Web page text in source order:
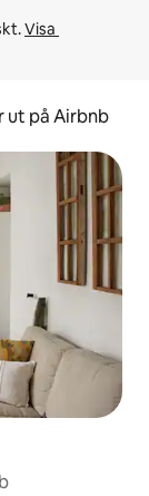
Visa
ut på Airbnb